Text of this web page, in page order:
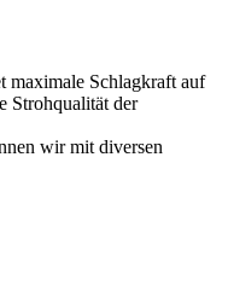
maximale Schlagkraft auf
Strohqualität der
wir mit diversen